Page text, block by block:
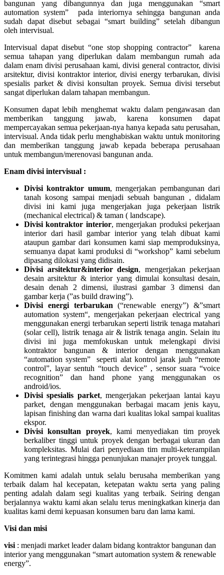
bangunan yang dibangunnya dan juga menggunakan “smart
automation system” pada interiornya sehingga bangunan anda
sudah dapat disebut sebagai “smart building” setelah dibangun
oleh intervisual.
Intervisual dapat disebut “one stop shopping contractor” karena
semua tahapan yang diperlukan dalam membangun rumah ada
dalam enam divisi perusahaan kami, divisi general contractor, divisi
arsitektur, divisi kontraktor interior, divisi energy terbarukan, divisi
spesialis parket & divisi konsultan proyek. Semua divisi tersebut
sangat diperlukan dalam tahapan membangun.
Konsumen dapat lebih menghemat waktu dalam pengawasan dan
memberikan tanggung jawab, karena konsumen dapat
mempercayakan semua pekerjaan-nya hanya kepada satu perusahan,
intervisual. Anda tidak perlu menghabiskan waktu untuk monitoring
dan memberikan tanggung jawab kepada beberapa perusahaan
untuk membangun/merenovasi bangunan anda.
Enam divisi intervisual :
Divisi kontraktor umum, mengerjakan pembangunan dari
tanah kosong sampai menjadi sebuah bangunan , didalam
divisi ini kami juga mengerjakan juga pekerjaan listrik
(mechanical electrical) & taman ( landscape).
Divisi kontraktor interior, mengerjakan produksi pekerjaan
interior dari hasil gambar interior yang telah dibuat kami
ataupun gambar dari konsumen kami siap memproduksinya,
semuanya dapat kami produksi di “workshop” kami sebelum
dipasang dilokasi yang didisain.
Divisi arsitektur&interior design, mengerjakan pekerjaan
desain arsitektur & interior yang dimulai konsultasi desain,
desain denah 2 dimensi, ilustrasi gambar 3 dimensi dan
gambar kerja (”as build drawing”).
Divisi energi terbarukan (“renewable energy”) &”smart
automation system“, mengerjakan pekerjaan electrical yang
menggunakan energi terbarukan seperti listrik tenaga matahari
(solar cell), listrik tenaga air & listrik tenaga angin. Selain itu
divisi ini juga memfokuskan untuk melengkapi divisi
kontraktor bangunan & interior dengan menggunakan
“automation system” seperti alat kontrol jarak jauh “remote
control”, layar sentuh “touch device” , sensor suara “voice
recognition” dan hand phone yang menggunakan os
android/ios.
Divisi spesialis parket, mengerjakan pekerjaan lantai kayu
parket, dengan menggunakan berbagai macam jenis kayu,
lapisan finishing dan warna dari kualitas lokal sampai kualitas
ekspor.
Divisi konsultan proyek, kami menyediakan tim proyek
berkaliber tinggi untuk proyek dengan berbagai ukuran dan
kompleksitas. Mulai dari penyediaan tim multi-keterampilan
yang terintegrasi hingga penunjukan manajer proyek tunggal.
Komitmen kami adalah untuk selalu berusaha memberikan yang
terbaik dalam hal kecepatan, ketepatan waktu serta yang paling
penting adalah dalam segi kualitas yang terbaik. Seiring dengan
berjalannya waktu kami akan selalu terus meningkatkan kinerja dan
kualitas kami demi kepuasan konsumen baru dan lama kami.
Visi dan misi
visi : menjadi market leader dalam bidang kontraktor bangunan dan
interior yang menggunakan “smart automation system & renewable
energy”.